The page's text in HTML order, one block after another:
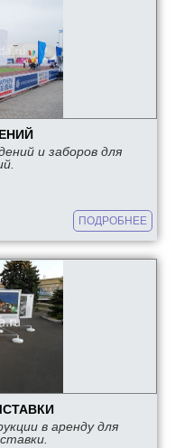
и заборов для
ПОДРОБНЕЕ
в аренду для